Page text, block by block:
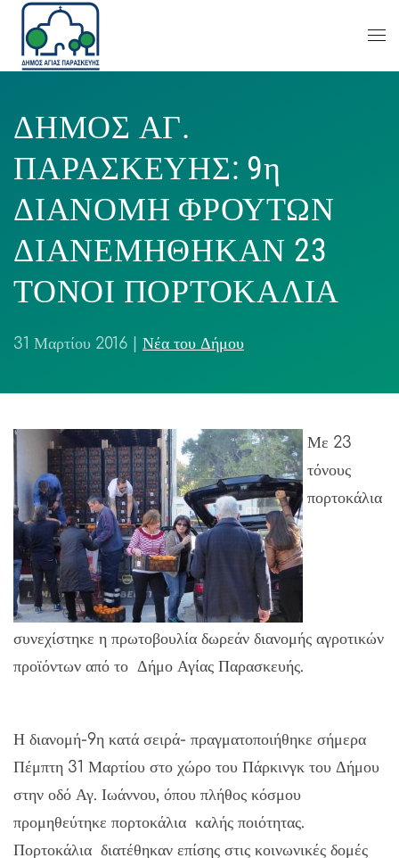
ΔΗΜΟΣ ΑΓ.
ΠΑΡΑΣΚΕΥΗΣ: 9η
ΔΙΑΝΟΜΗ ΦΡΟΥΤΩΝ
ΔΙΑΝΕΜΗΘΗΚΑΝ 23
ΤΟΝΟΙ ΠΟΡΤΟΚΑΛΙΑ
31 Μαρτίου 2016 Νέα του Δήμου
Με 23
τόνους
πορτοκάλια
συνεχίστηκε η πρωτοβουλία δωρεάν διανομής αγροτικών
προϊόντων από το Δήμο Αγίας Παρασκευής.
Η διανομή-9η κατά σειρά- πραγματοποιήθηκε σήμερα
Πέμπτη 31 Μαρτίου στο χώρο του Πάρκινγκ του Δήμου
στην οδό Αγ. Ιωάννου, όπου πλήθος κόσμου
προμηθεύτηκε πορτοκάλια καλής ποιότητας.
Πορτοκάλια διατέθηκαν επίσης στις κοινωνικές δομές